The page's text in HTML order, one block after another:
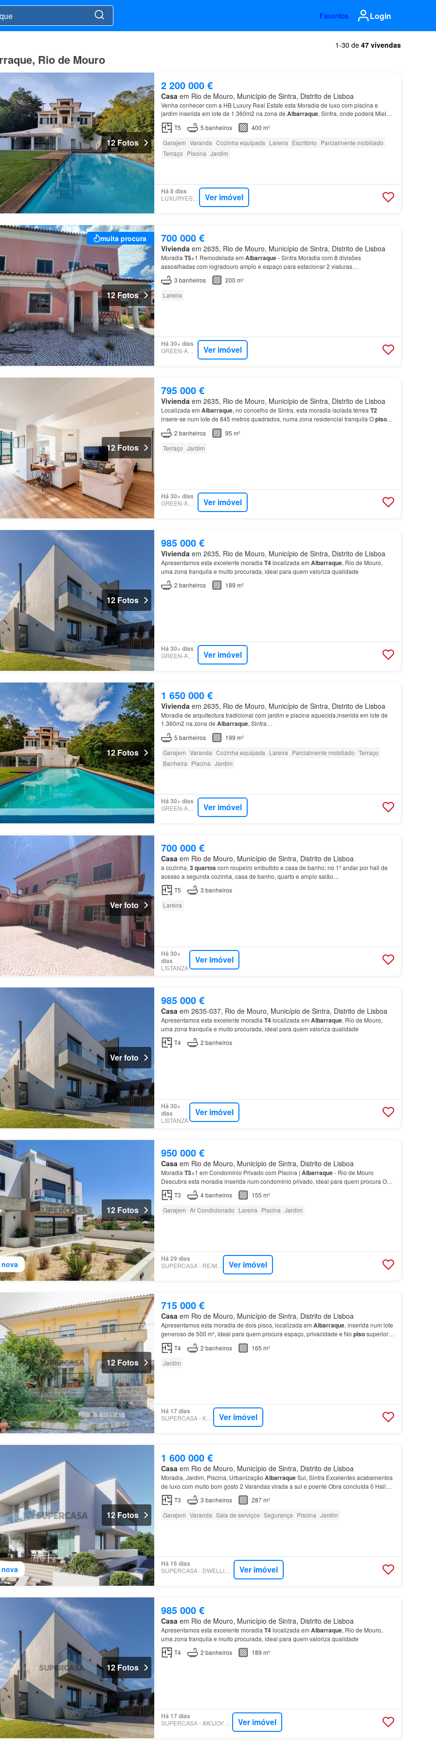
Favoritos Login
1-30 de 47 vivendas
Rio de Mouro
12 Fotos
2 200 000 €
Casaem Rio de Mouro, Município de Sintra, Distrito de Lisboa
Venha conhecer com a HB Luxury Real Estate esta Moradia de luxo com piscina e
jardim inserida em lote de 1.360m2 na zona de Albarraque, Sintra, onde poderá Miele
e pequeno terraço - Quarto 17m2, com closet e varanda - Quarto…
T5 5 banheiros
400 m²
Garajem Varanda Cozinha equipada Lareira Escritório Parcialmente mobiliado
Terraço Piscina Jardim
Há 8 dias
LUXURYESTATE Ver imóvel
muita procura
12 Fotos
700 000 €
Vivienda em 2635, Rio de Mouro, Município de Sintra, Distrito de Lisboa
Moradia T5+1 Remodelada em Albarraque- Sintra Moradia com 8 divisões
assoalhadas com logradouro amplo e espaço para estacionar 2 viaturas…
3 banheiros
200 m²
Lareira
Há 30+ dias
GREEN-ACRES Ver imóvel
12 Fotos
795 000 €
Vivienda em 2635, Rio de Mouro, Município de Sintra, Distrito de Lisboa
Localizada em Albarraque, no concelho de Sintra, esta moradia isolada térrea T2
insere-se num lote de 845 metros quadrados, numa zona residencial tranquila Opiso
térreo é composto por sala de estar e jantar com jardim de inv…
2 banheiros
95 m²
Terraço Jardim
Há 30+ dias
GREEN-ACRES Ver imóvel
12 Fotos
985 000 €
Vivienda em 2635, Rio de Mouro, Município de Sintra, Distrito de Lisboa
Apresentamos esta excelente moradia T4localizada em Albarraque, Rio de Mouro,
uma zona tranquila e muito procurada, ideal para quem valoriza qualidade
2 banheiros 189 m²
Há 30+ dias
GREEN-ACRES Ver imóvel
12 Fotos
1 650 000 €
Vivienda em 2635, Rio de Mouro, Município de Sintra, Distrito de Lisboa
Moradia de arquitectura tradicional com jardim e piscina aquecida,inserida em lote de
1.360m2 na zona de Albarraque, Sintra…
5 banheiros
199 m²
Garajem Varanda Cozinha equipada Lareira Parcialmente mobiliado Terraço
Banheira Piscina Jardim
Há 30+ dias
GREEN-ACRES Ver imóvel
Ver foto
700 000 €
Casa em Rio de Mouro, Município de Sintra, Distrito de Lisboa
a cozinha, 3 quartos com roupeiro embutido e casa de banho; no 1º andar por hall de
acesso a segunda cozinha, casa de banho, quarto e amplo salão…
T5
3 banheiros
Lareira
Há 30+
dias
LISTANZA
Ver imóvel
Ver foto
985 000 €
Casa em 2635-037, Rio de Mouro, Município de Sintra, Distrito de Lisboa
Apresentamos esta excelente moradia T4localizada em Albarraque, Rio de Mouro,
uma zona tranquila e muito procurada, ideal para quem valoriza qualidade
T4
2 banheiros
Há 30+
dias
LISTANZA
Ver imóvel
12 Fotos
950 000 €
Casa em Rio de Mouro, Município de Sintra, Distrito de Lisboa
Moradia T3+1 em Condomínio Privado com Piscina | Albarraque- Rio de Mouro
Descubra esta moradia inserida num condomínio privado, ideal para quem procura O
último
está atualmente em adaptação para uma espaçosa suíte adic…
T3 4banheiros
155 m²
Garajem Ar Condicionado Lareira Piscina Jardim
Há 29 dias
Ver imóvel
12 Fotos
715 000 €
Casa em Rio de Mouro, Município de Sintra, Distrito de Lisboa
Apresentamos esta moradia de dois pisos, localizada em Albarraque, inserida num lote
generoso de 500 m², ideal para quem procura espaço, privacidade e No pisosuperior, a
zona privada é composta portrês quartos
T4 2 banheiros
165 m²
Jardim
Há 17 dias
SUPERCASA - KW LEAD Ver imóvel
12 Fotos
1 600 000 €
Casa em Rio de Mouro, Município de Sintra, Distrito de Lisboa
Moradia, Jardim, Piscina, Urbanização AlbarraqueSul, Sintra Excelentes acabamentos
de luxo com muito bom gosto 2 Varandas virada a sul e poente Obra concluída 0 Hall
entrada, (10,40m2) sala comum (36,70m2), cozinha open spac…
T3 3 banheiros
287 m²
Garajem Varanda Sala de serviços Segurança Piscina Jardim
Há 16 dias
SUPERCASA - DWELLING PORTUGAL Ver imóvel
12 Fotos
985 000 €
Casa em Rio de Mouro, Município de Sintra, Distrito de Lisboa
Apresentamos esta excelente moradia T4localizada em Albarraque, Rio de Mouro,
uma zona tranquila e muito procurada, ideal para quem valoriza qualidade
T4
2 banheiros 189 m²
Há 17 dias
Ver imóvel